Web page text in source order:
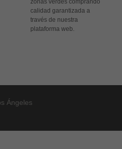
zonas verdes comprando
calidad garantizada a
través de nuestra
plataforma web.
Ángeles